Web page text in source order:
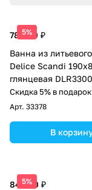
5%
78 000 ₽
Ванна из
Delice Scandi
глянцевая
Скидка 5% в
Арт. 33378
В
5%
84 500 ₽